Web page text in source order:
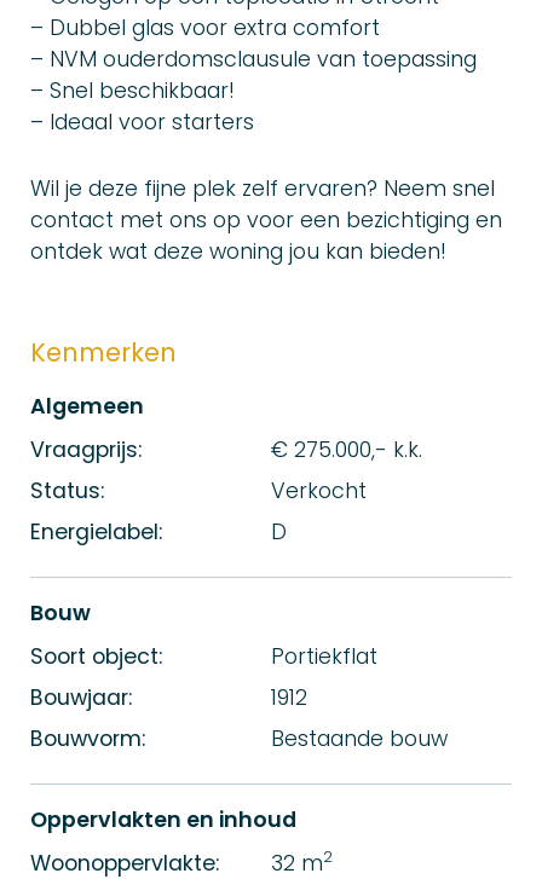
– Dubbel glas voor extra comfort
– NVM ouderdomsclausule van toepassing
– Snel beschikbaar!
– Ideaal voor starters
Wil je deze fijne plek zelf ervaren? Neem snel
contact met ons op voor een bezichtiging en
ontdek wat deze woning jou kan bieden!
Kenmerken
Algemeen
Vraagprijs:
€ 275.000,- k.k.
Status:
Verkocht
Energielabel:
D
Bouw
Soort object:
Portiekflat
Bouwjaar:
1912
Bouwvorm:
Bestaande bouw
Oppervlakten en inhoud
Woonoppervlakte:
32 m2